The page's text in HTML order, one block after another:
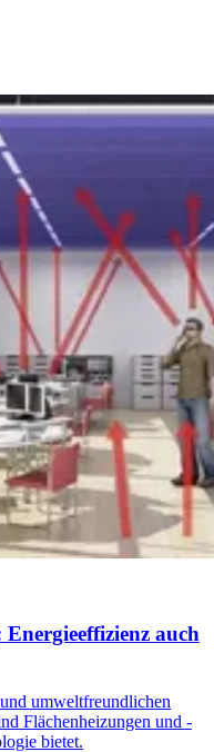
auch
umweltfreundlichen
Flächenheizungen und -
bietet.